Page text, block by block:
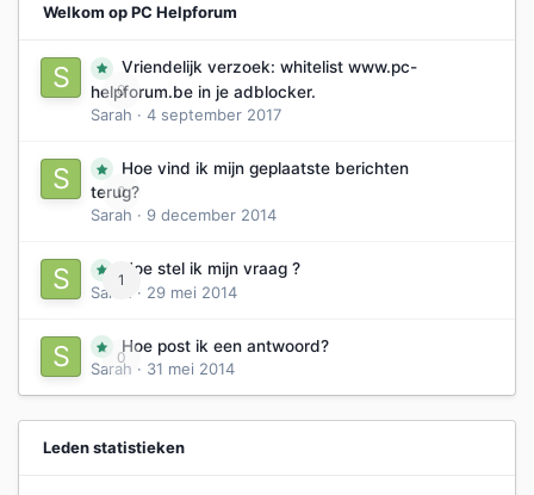
Welkom op PC Helpforum
0
Vriendelijk verzoek: whitelist www.pc-
helpforum.be in je adblocker.
Sarah · 4 september 2017
0
Hoe vind ik mijn geplaatste berichten
terug?
Sarah · 9 december 2014
1
Hoe stel ik mijn vraag ?
Sarah
· 29 mei 2014
0
Hoe post ik een antwoord?
Sarah · 31 mei 2014
Leden statistieken